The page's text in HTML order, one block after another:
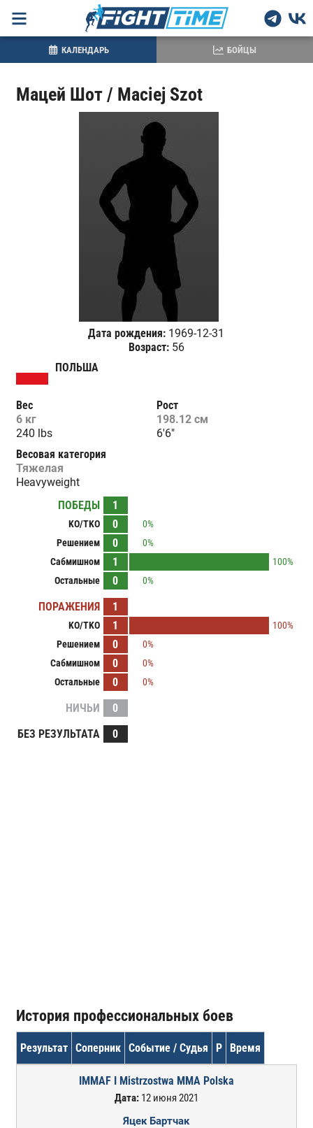
Мацей Шот / Maciej Szot
Дата рождения: 1969-12-31
Возраст:56
ПОЛЬША
Вес
6 кг
240 lbs
Рост
198.12 см
6'6"
Весовая категория
Тяжелая
Heavyweight
ПОБЕДЫ
1
KO/TKO 0
0%
Решением
0
0%
Сабмишном
1
100%
Остальные
0 0%
ПОРАЖЕНИЯ 1
KO/TKO 1
100%
Решением
0
0%
Сабмишном
0
0%
Остальные
0 0%
НИЧЬИ
0
БЕЗ РЕЗУЛЬТАТА
0
История профессиональных боев
Результат Соперник Событие / Судья Р Время
IMMAF I Mistrzostwa MMA Polska
Дата:12 июня 2021
Яцек Бартчак
КАЛЕНДАРЬ БОЙЦЫ